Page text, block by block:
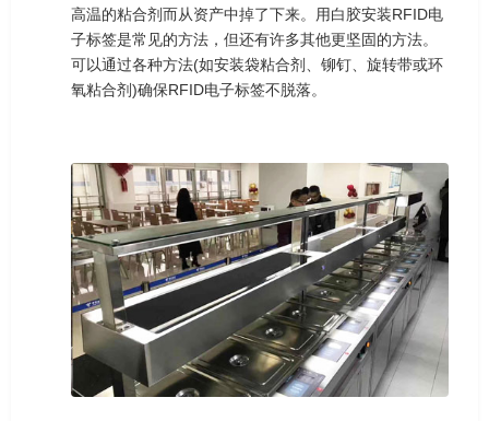
高温的粘合剂而从资产中掉了下来。用白胶安装RFID电
子标签是常见的方法，但还有许多其他更坚固的方法。
可以通过各种方法(如安装袋粘合剂、铆钉、旋转带或环
氧粘合剂)确保RFID电子标签不脱落。